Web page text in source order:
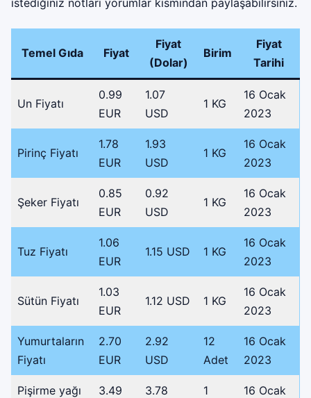
istediğiniz notları yorumlar kısmından paylaşabilirsiniz.
Temel Gıda Fiyat
Fiyat
(Dolar)
Birim
Fiyat
Tarihi
Un Fiyatı
0.99
EUR
1.07
USD
1 KG
16 Ocak
2023
Pirinç Fiyatı
1.78
EUR
1.93
USD
1 KG
16 Ocak
2023
Şeker Fiyatı
0.85
EUR
0.92
USD
1 KG
16 Ocak
2023
Tuz Fiyatı
1.06
EUR
1.15 USD 1 KG
16 Ocak
2023
Sütün Fiyatı
1.03
EUR
1.12 USD 1 KG
16 Ocak
2023
Yumurtaların
Fiyatı
2.70
EUR
2.92
USD
12
Adet
16 Ocak
2023
Pişirme yağı
3.49
3.78
1
16 Ocak